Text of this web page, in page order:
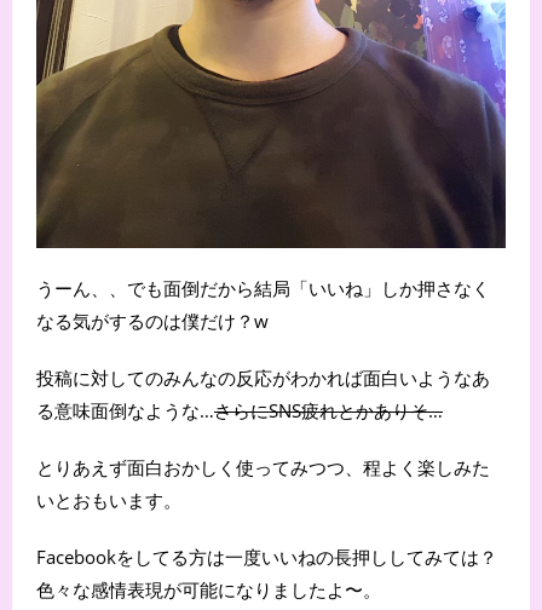
うーん、、でも面倒だから結局「いいね」しか押さなく
なる気がするのは僕だけ？w
投稿に対してのみんなの反応がわかれば面白いようなあ
る意味面倒なような…さらにSNS疲れとかありそ…
とりあえず面白おかしく使ってみつつ、程よく楽しみた
いとおもいます。
Facebookをしてる方は一度いいねの長押ししてみては？
色々な感情表現が可能になりましたよ〜。